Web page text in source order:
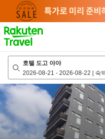
page
호텔 도고 야야
2026-08-21 - 2026-08-22 | 숙